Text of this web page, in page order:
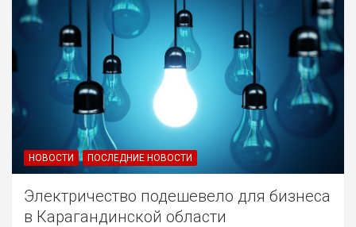
НОВОСТИ ПОСЛЕДНИЕ НОВОСТИ
Электричество подешевело для бизнеса
в Карагандинской области